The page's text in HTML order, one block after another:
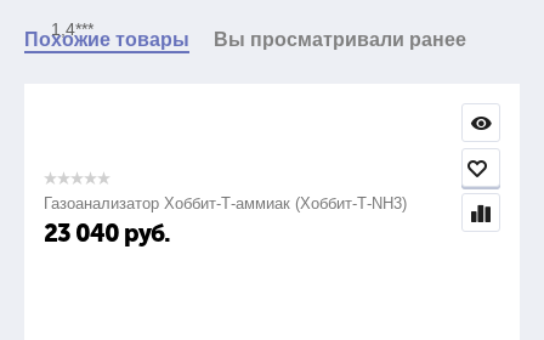
1,4***
1,4***
Похожие товары Вы просматривали ранее
Газоанализатор Хоббит-Т-аммиак (Хоббит-Т-NH3)
23 040 руб.